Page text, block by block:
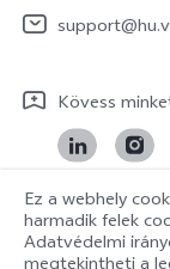
vivo Buds Air3
Kövess
Hungary |
Ez a webhely
harmadik felek
Adatvédelmi
megtekintheti a